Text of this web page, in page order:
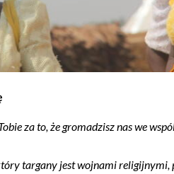
za to, że gromadzisz nas we
targany jest wojnami